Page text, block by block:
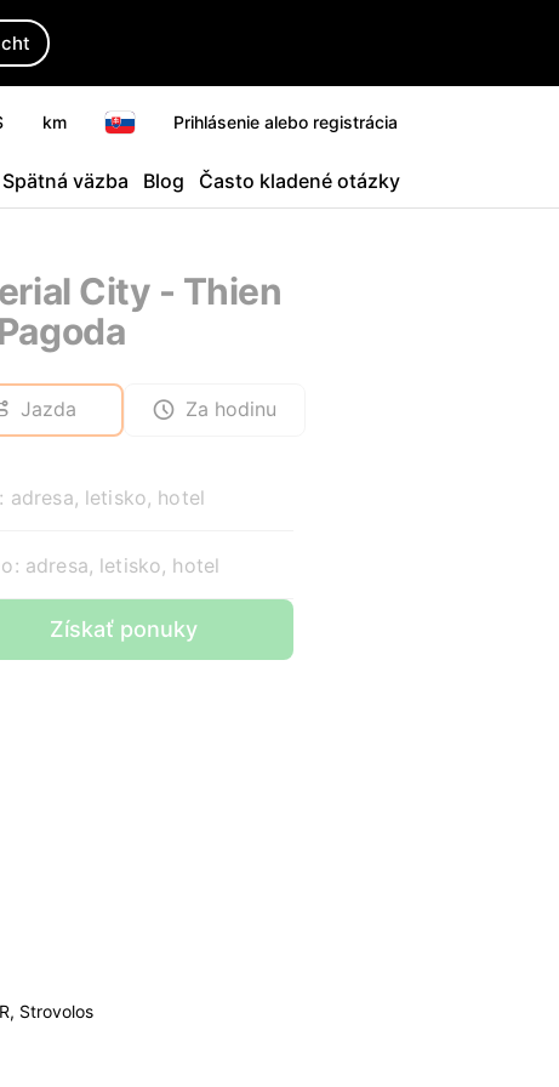
km Prihlásenie alebo registrácia
Spätná väzba Blog Často kladené otázky
City - Thien
Jazda Za hodinu
adresa, letisko, hotel
adresa, letisko, hotel
Získať ponuky
Strovolos